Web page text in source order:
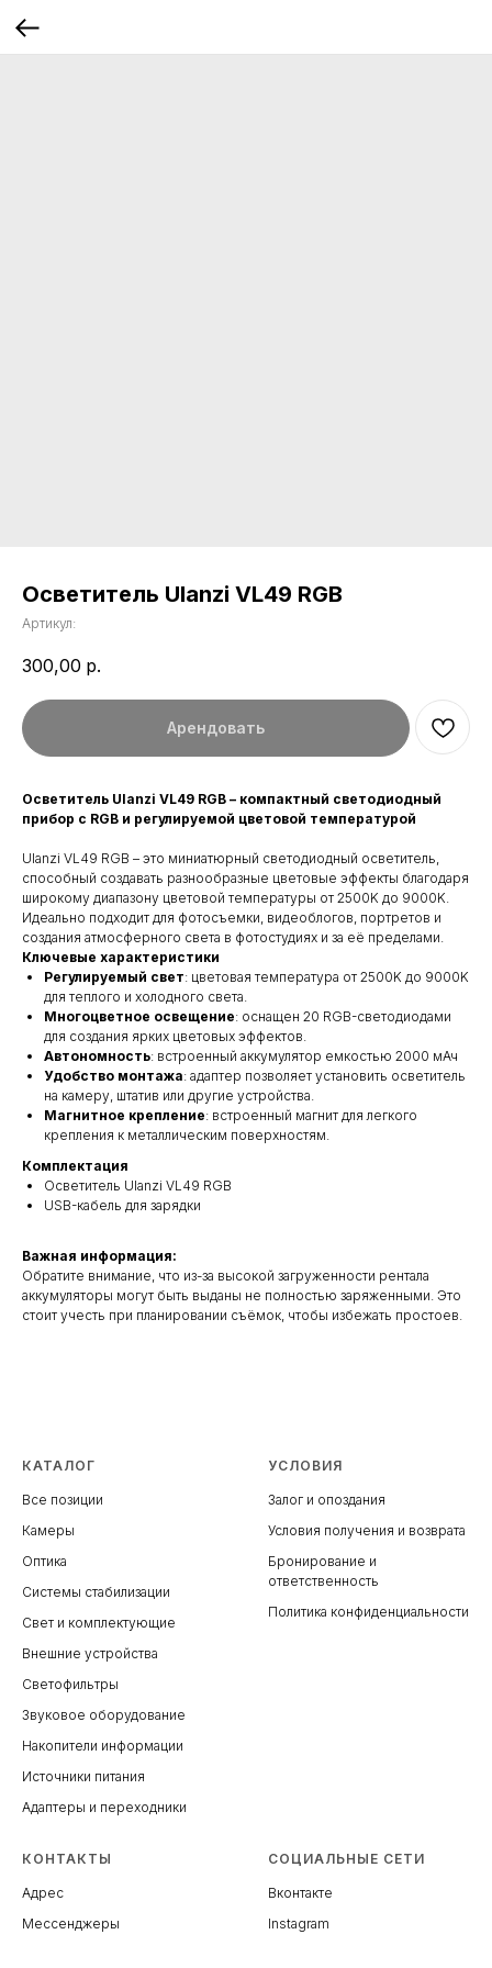
Осветитель Ulanzi VL49 RGB
Артикул:
300,00 р.
Арендовать
Осветитель Ulanzi VL49 RGB – компактный светодиодный
прибор с RGB и регулируемой цветовой температурой
Ulanzi VL49 RGB – это миниатюрный светодиодный осветитель,
способный создавать разнообразные цветовые эффекты благодаря
широкому диапазону цветовой температуры от 2500K до 9000K.
Идеально подходит для фотосъемки, видеоблогов, портретов и
создания атмосферного света в фотостудиях и за её пределами.
Ключевые характеристики
Регулируемый свет: цветовая температура от 2500K до 9000K
для теплого и холодного света.
Многоцветное освещение: оснащен 20 RGB-светодиодами
для создания ярких цветовых эффектов.
Автономность: встроенный аккумулятор емкостью 2000 мАч
Удобство монтажа: адаптер позволяет установить осветитель
на камеру, штатив или другие устройства.
Магнитное крепление: встроенный магнит для легкого
крепления к металлическим поверхностям.
Комплектация
Осветитель Ulanzi VL49 RGB
USB-кабель для зарядки
Важная информация:
Обратите внимание, что из-за высокой загруженности рентала
аккумуляторы могут быть выданы не полностью заряженными. Это
стоит учесть при планировании съёмок, чтобы избежать простоев.
КАТАЛОГ
Все позиции
Камеры
Оптика
Системы стабилизации
Свет и комплектующие
Внешние устройства
Светофильтры
Звуковое оборудование
Накопители информации
Источники питания
Адаптеры и переходники
УСЛОВИЯ
Залог и опоздания
Условия получения и возврата
Бронирование и
ответственность
Политика конфиденциальности
КОНТАКТЫ
Адрес
Мессенджеры
СОЦИАЛЬНЫЕ СЕТИ
Вконтакте
Instagram